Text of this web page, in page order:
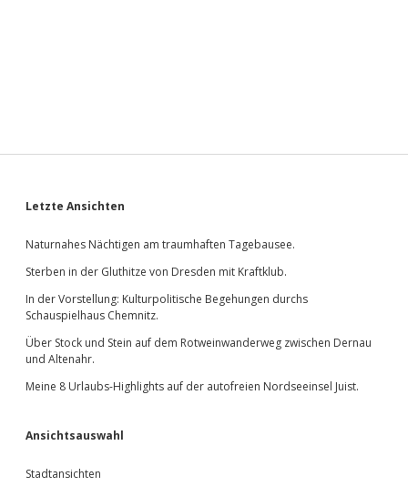
Sidebar
Letzte Ansichten
Naturnahes Nächtigen am traumhaften Tagebausee.
Sterben in der Gluthitze von Dresden mit Kraftklub.
In der Vorstellung: Kulturpolitische Begehungen durchs
Schauspielhaus Chemnitz.
Über Stock und Stein auf dem Rotweinwanderweg zwischen Dernau
und Altenahr.
Meine 8 Urlaubs-Highlights auf der autofreien Nordseeinsel Juist.
Ansichtsauswahl
Stadtansichten